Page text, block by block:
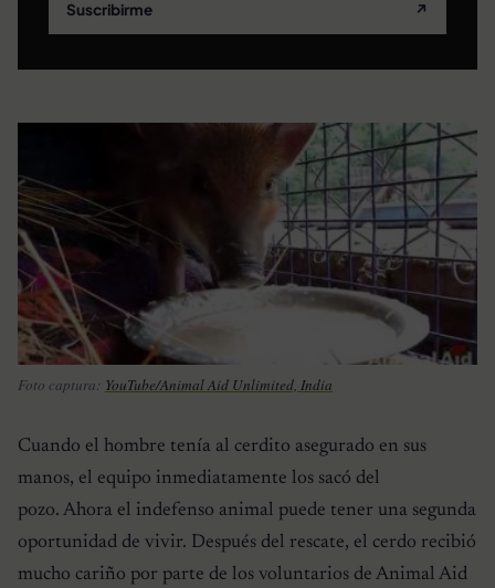
Suscribirme ↗
Foto captura: YouTube/Animal Aid Unlimited, India
Cuando el hombre tenía al cerdito asegurado en sus
manos, el equipo inmediatamente los sacó del
pozo. Ahora el indefenso animal puede tener una segunda
oportunidad de vivir. Después del rescate, el cerdo recibió
mucho cariño por parte de los voluntarios de Animal Aid